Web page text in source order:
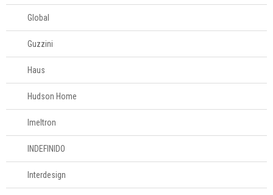
Raladores
Saleiros
Tábuas para corte
Tesouras de
alimentos
Acessórios para
organizar
Acessórios para
Global
Guzzini
Haus
Hudson Home
Imeltron
INDEFINIDO
Interdesign